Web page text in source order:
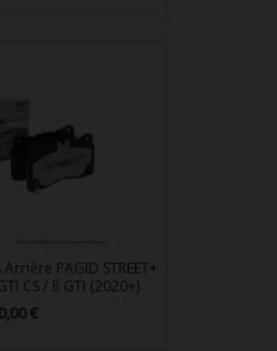
PAGID STREET+
CS / 8 GTI (2020+)
€